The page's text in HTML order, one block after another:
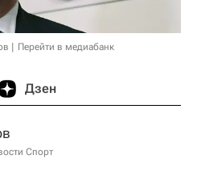
Перейти в медиабанк
Дзен
Спорт